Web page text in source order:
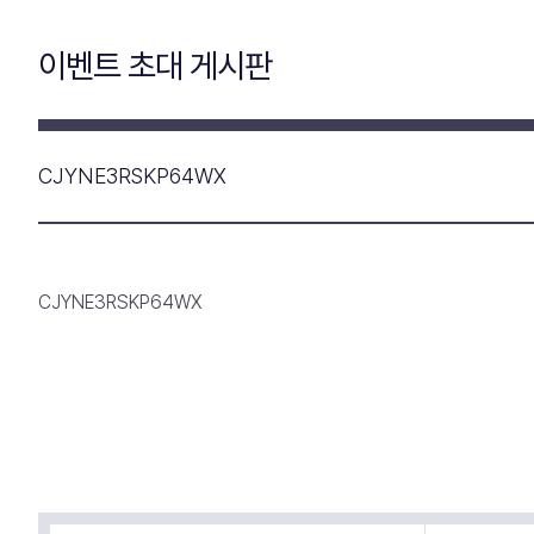
이벤트 초대 게시판
CJYNE3RSKP64WX
CJYNE3RSKP64WX